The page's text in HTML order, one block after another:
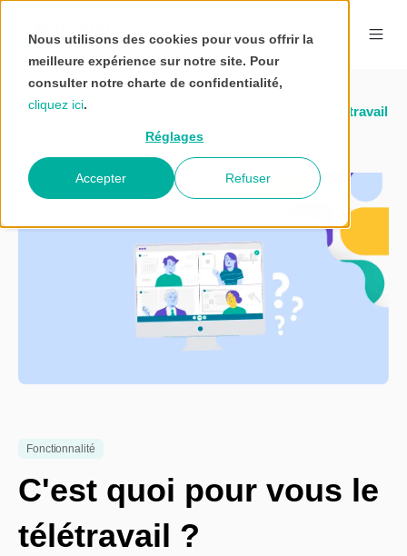
Nous utilisons des cookies pour vous offrir la
meilleure expérience sur notre site. Pour
consulter notre charte de confidentialité,
cliquez ici.
Réglages
Accepter Refuser
Blog
C'est quoi pour vous le télétravail
?
Fonctionnalité
C'est quoi pour vous le
télétravail ?